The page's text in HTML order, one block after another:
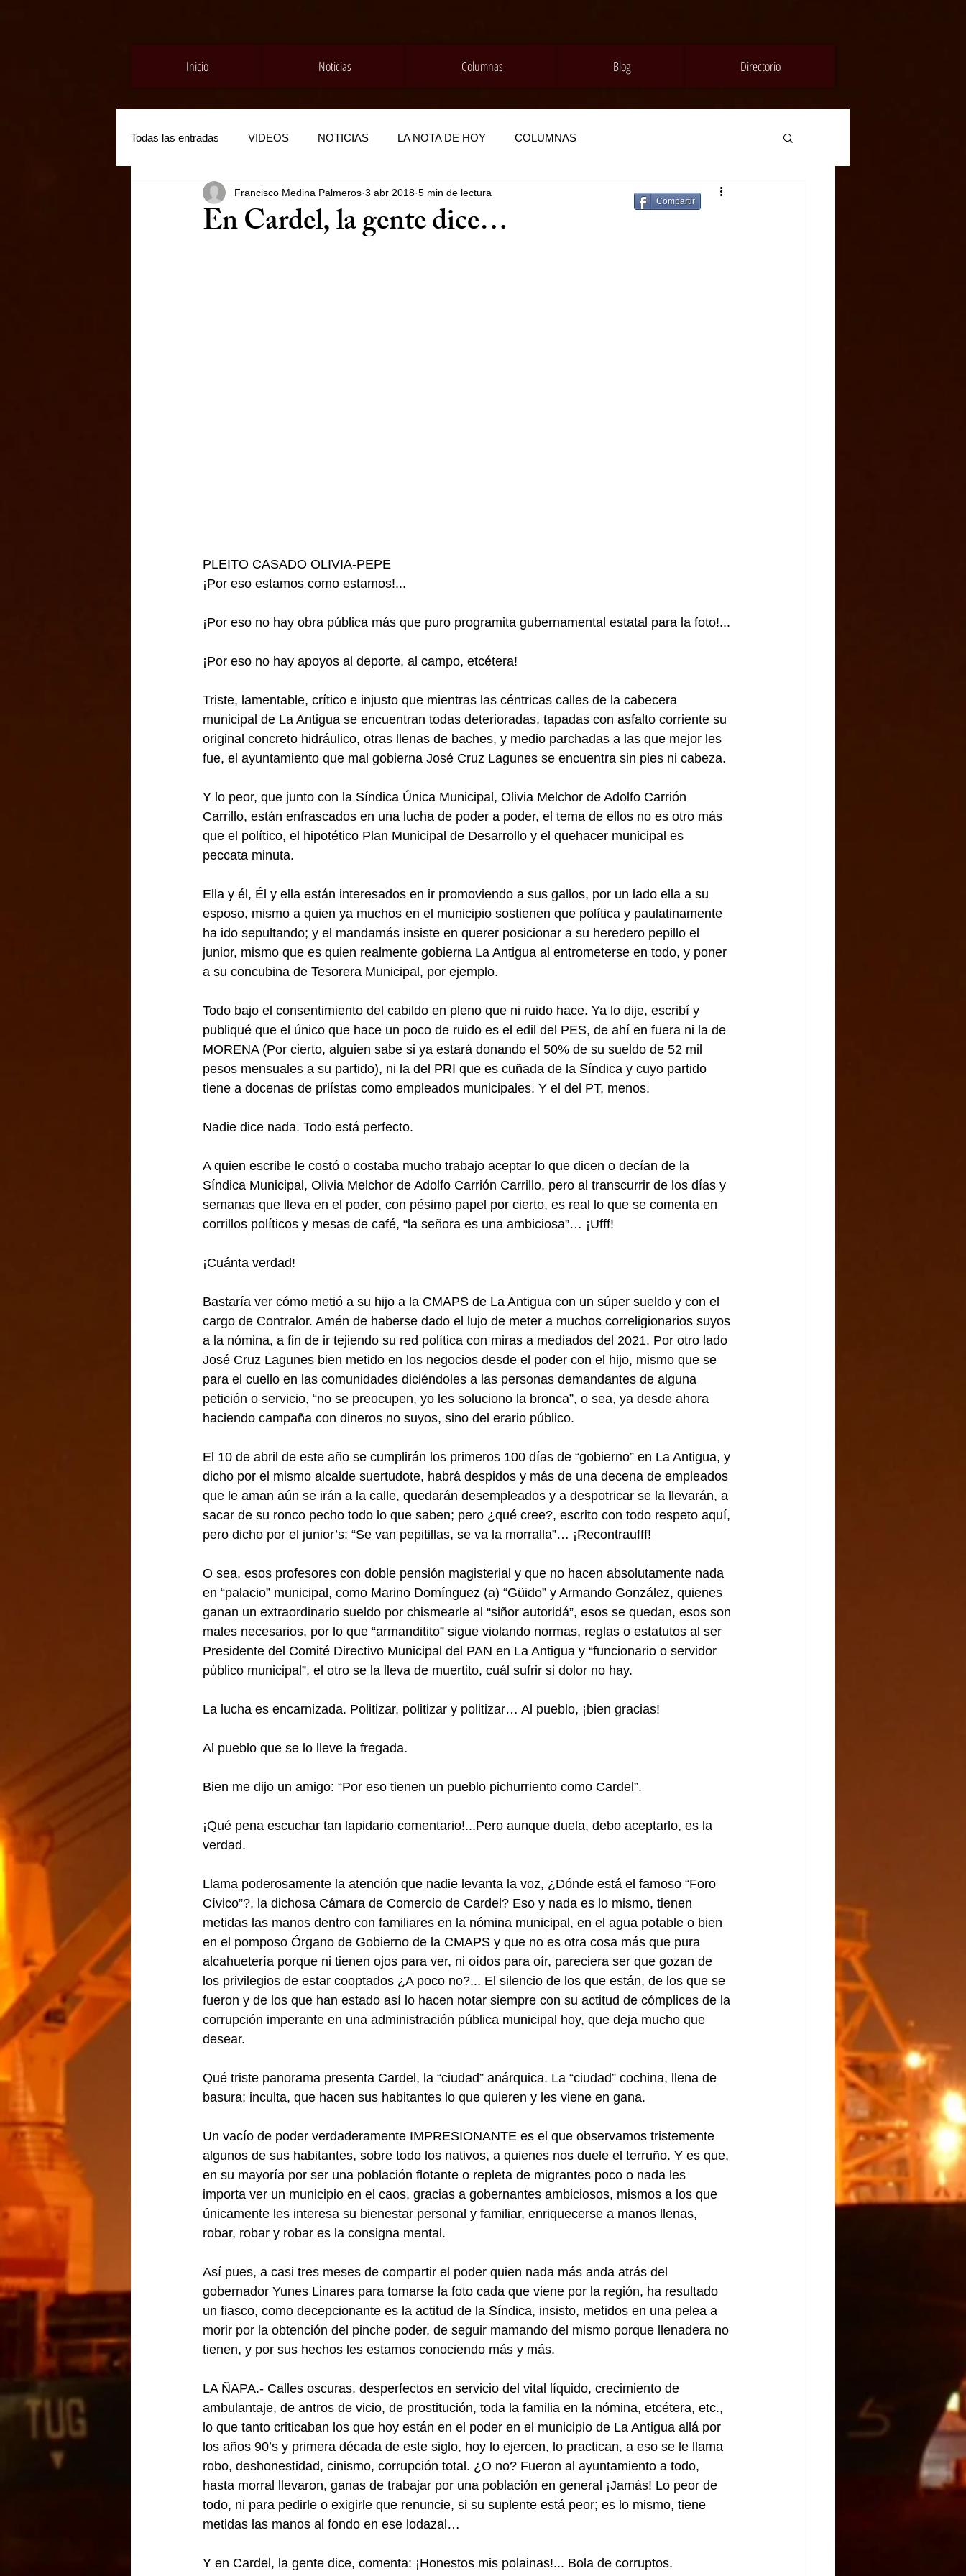
Inicio Noticias Columnas Blog Directorio
Todas las entradas VIDEOS NOTICIAS LA NOTA DE HOY COLUMNAS
En Cardel, la gente dice…
Francisco Medina Palmeros 3 abr 2018 5 min de lectura
PLEITO CASADO OLIVIA-PEPE
¡Por eso estamos como estamos!...
¡Por eso no hay obra pública más que puro programita gubernamental estatal para la foto!...
¡Por eso no hay apoyos al deporte, al campo, etcétera!
Triste, lamentable, crítico e injusto que mientras las céntricas calles de la cabecera
municipal de La Antigua se encuentran todas deterioradas, tapadas con asfalto corriente su
original concreto hidráulico, otras llenas de baches, y medio parchadas a las que mejor les
fue, el ayuntamiento que mal gobierna José Cruz Lagunes se encuentra sin pies ni cabeza.
Y lo peor, que junto con la Síndica Única Municipal, Olivia Melchor de Adolfo Carrión
Carrillo, están enfrascados en una lucha de poder a poder, el tema de ellos no es otro más
que el político, el hipotético Plan Municipal de Desarrollo y el quehacer municipal es
peccata minuta.
Ella y él, Él y ella están interesados en ir promoviendo a sus gallos, por un lado ella a su
esposo, mismo a quien ya muchos en el municipio sostienen que política y paulatinamente
ha ido sepultando; y el mandamás insiste en querer posicionar a su heredero pepillo el
junior, mismo que es quien realmente gobierna La Antigua al entrometerse en todo, y poner
a su concubina de Tesorera Municipal, por ejemplo.
Todo bajo el consentimiento del cabildo en pleno que ni ruido hace. Ya lo dije, escribí y
publiqué que el único que hace un poco de ruido es el edil del PES, de ahí en fuera ni la de
MORENA (Por cierto, alguien sabe si ya estará donando el 50% de su sueldo de 52 mil
pesos mensuales a su partido), ni la del PRI que es cuñada de la Síndica y cuyo partido
tiene a docenas de priístas como empleados municipales. Y el del PT, menos.
Nadie dice nada. Todo está perfecto.
A quien escribe le costó o costaba mucho trabajo aceptar lo que dicen o decían de la
Síndica Municipal, Olivia Melchor de Adolfo Carrión Carrillo, pero al transcurrir de los días y
semanas que lleva en el poder, con pésimo papel por cierto, es real lo que se comenta en
corrillos políticos y mesas de café, “la señora es una ambiciosa”… ¡Ufff!
¡Cuánta verdad!
Bastaría ver cómo metió a su hijo a la CMAPS de La Antigua con un súper sueldo y con el
cargo de Contralor. Amén de haberse dado el lujo de meter a muchos correligionarios suyos
a la nómina, a fin de ir tejiendo su red política con miras a mediados del 2021. Por otro lado
José Cruz Lagunes bien metido en los negocios desde el poder con el hijo, mismo que se
para el cuello en las comunidades diciéndoles a las personas demandantes de alguna
petición o servicio, “no se preocupen, yo les soluciono la bronca”, o sea, ya desde ahora
haciendo campaña con dineros no suyos, sino del erario público.
El 10 de abril de este año se cumplirán los primeros 100 días de “gobierno” en La Antigua, y
dicho por el mismo alcalde suertudote, habrá despidos y más de una decena de empleados
que le aman aún se irán a la calle, quedarán desempleados y a despotricar se la llevarán, a
sacar de su ronco pecho todo lo que saben; pero ¿qué cree?, escrito con todo respeto aquí,
pero dicho por el junior’s: “Se van pepitillas, se va la morralla”… ¡Recontraufff!
O sea, esos profesores con doble pensión magisterial y que no hacen absolutamente nada
en “palacio” municipal, como Marino Domínguez (a) “Güido” y Armando González, quienes
ganan un extraordinario sueldo por chismearle al “siñor autoridá”, esos se quedan, esos son
males necesarios, por lo que “armanditito” sigue violando normas, reglas o estatutos al ser
Presidente del Comité Directivo Municipal del PAN en La Antigua y “funcionario o servidor
público municipal”, el otro se la lleva de muertito, cuál sufrir si dolor no hay.
La lucha es encarnizada. Politizar, politizar y politizar… Al pueblo, ¡bien gracias!
Al pueblo que se lo lleve la fregada.
Bien me dijo un amigo: “Por eso tienen un pueblo pichurriento como Cardel”.
¡Qué pena escuchar tan lapidario comentario!...Pero aunque duela, debo aceptarlo, es la
verdad.
Llama poderosamente la atención que nadie levanta la voz, ¿Dónde está el famoso “Foro
Cívico”?, la dichosa Cámara de Comercio de Cardel? Eso y nada es lo mismo, tienen
metidas las manos dentro con familiares en la nómina municipal, en el agua potable o bien
en el pomposo Órgano de Gobierno de la CMAPS y que no es otra cosa más que pura
alcahuetería porque ni tienen ojos para ver, ni oídos para oír, pareciera ser que gozan de
los privilegios de estar cooptados ¿A poco no?... El silencio de los que están, de los que se
fueron y de los que han estado así lo hacen notar siempre con su actitud de cómplices de la
corrupción imperante en una administración pública municipal hoy, que deja mucho que
desear.
Qué triste panorama presenta Cardel, la “ciudad” anárquica. La “ciudad” cochina, llena de
basura; inculta, que hacen sus habitantes lo que quieren y les viene en gana.
Un vacío de poder verdaderamente IMPRESIONANTE es el que observamos tristemente
algunos de sus habitantes, sobre todo los nativos, a quienes nos duele el terruño. Y es que,
en su mayoría por ser una población flotante o repleta de migrantes poco o nada les
importa ver un municipio en el caos, gracias a gobernantes ambiciosos, mismos a los que
únicamente les interesa su bienestar personal y familiar, enriquecerse a manos llenas,
robar, robar y robar es la consigna mental.
Así pues, a casi tres meses de compartir el poder quien nada más anda atrás del
gobernador Yunes Linares para tomarse la foto cada que viene por la región, ha resultado
un fiasco, como decepcionante es la actitud de la Síndica, insisto, metidos en una pelea a
morir por la obtención del pinche poder, de seguir mamando del mismo porque llenadera no
tienen, y por sus hechos les estamos conociendo más y más.
LA ÑAPA.- Calles oscuras, desperfectos en servicio del vital líquido, crecimiento de
ambulantaje, de antros de vicio, de prostitución, toda la familia en la nómina, etcétera, etc.,
lo que tanto criticaban los que hoy están en el poder en el municipio de La Antigua allá por
los años 90’s y primera década de este siglo, hoy lo ejercen, lo practican, a eso se le llama
robo, deshonestidad, cinismo, corrupción total. ¿O no? Fueron al ayuntamiento a todo,
hasta morral llevaron, ganas de trabajar por una población en general ¡Jamás! Lo peor de
todo, ni para pedirle o exigirle que renuncie, si su suplente está peor; es lo mismo, tiene
metidas las manos al fondo en ese lodazal…
Y en Cardel, la gente dice, comenta: ¡Honestos mis polainas!... Bola de corruptos.
Compartir